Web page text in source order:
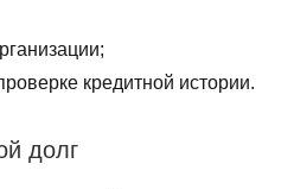
кредитной истории.
долг